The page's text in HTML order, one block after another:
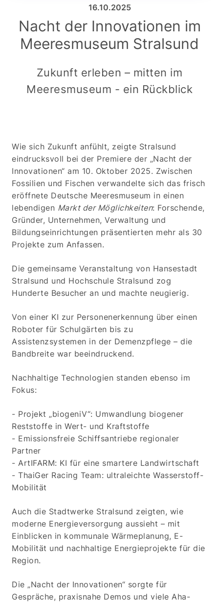
16.10.2025
Nacht der Innovationen im
Meeresmuseum Stralsund
Zukunft erleben – mitten im
Meeresmuseum - ein Rückblick
Wie sich Zukunft anfühlt, zeigte Stralsund
eindrucksvoll bei der Premiere der „Nacht der
Innovationen“ am 10. Oktober 2025. Zwischen
Fossilien und Fischen verwandelte sich das frisch
eröffnete Deutsche Meeresmuseum in einen
lebendigen Markt der Möglichkeiten: Forschende,
Gründer, Unternehmen, Verwaltung und
Bildungseinrichtungen präsentierten mehr als 30
Projekte zum Anfassen.
Die gemeinsame Veranstaltung von Hansestadt
Stralsund und Hochschule Stralsund zog
Hunderte Besucher an und machte neugierig.
Von einer KI zur Personenerkennung über einen
Roboter für Schulgärten bis zu
Assistenzsystemen in der Demenzpflege – die
Bandbreite war beeindruckend.
Nachhaltige Technologien standen ebenso im
Fokus:
- Projekt „biogeniV“: Umwandlung biogener
Reststoffe in Wert- und Kraftstoffe
- Emissionsfreie Schiffsantriebe regionaler
Partner
- ArtIFARM: KI für eine smartere Landwirtschaft
- ThaiGer Racing Team: ultraleichte Wasserstoff-
Mobilität
Auch die Stadtwerke Stralsund zeigten, wie
moderne Energieversorgung aussieht – mit
Einblicken in kommunale Wärmeplanung, E-
Mobilität und nachhaltige Energieprojekte für die
Region.
Die „Nacht der Innovationen“ sorgte für
Gespräche, praxisnahe Demos und viele Aha-